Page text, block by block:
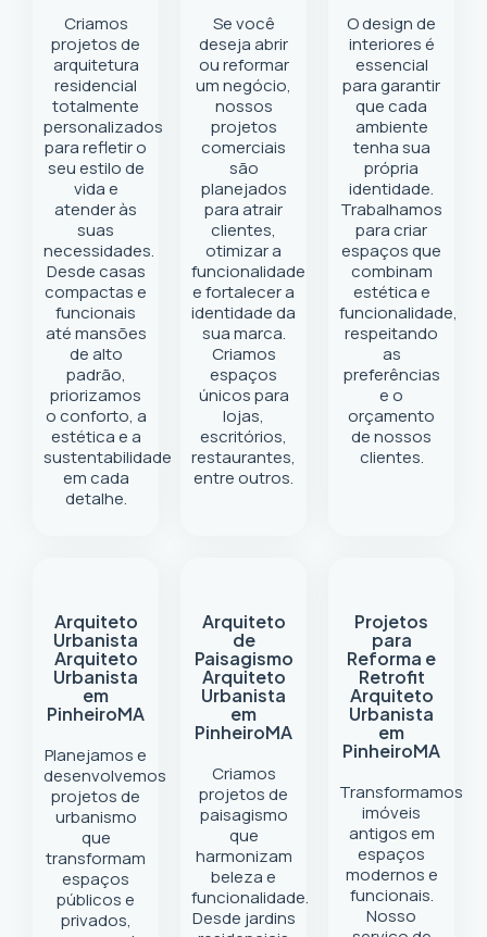
Criamos
projetos de
arquitetura
residencial
totalmente
personalizados
para refletir o
seu estilo de
vida e
atender às
suas
necessidades.
Desde casas
compactas e
funcionais
até mansões
de alto
padrão,
priorizamos
o conforto, a
estética e a
sustentabilidade
em cada
detalhe.
Se você
deseja abrir
ou reformar
um negócio,
nossos
projetos
comerciais
são
planejados
para atrair
clientes,
otimizar a
funcionalidade
e fortalecer a
identidade da
sua marca.
Criamos
espaços
únicos para
lojas,
escritórios,
restaurantes,
entre outros.
O design de
interiores é
essencial
para garantir
que cada
ambiente
tenha sua
própria
identidade.
Trabalhamos
para criar
espaços que
combinam
estética e
funcionalidade,
respeitando
as
preferências
e o
orçamento
de nossos
clientes.
Arquiteto
Urbanista
Arquiteto
Urbanista
em
PinheiroMA
Planejamos e
desenvolvemos
projetos de
urbanismo
que
transformam
espaços
públicos e
privados,
Arquiteto
de
Paisagismo
Arquiteto
Urbanista
em
PinheiroMA
Criamos
projetos de
paisagismo
que
harmonizam
beleza e
funcionalidade.
Desde jardins
Projetos
para
Reforma e
Retrofit
Arquiteto
Urbanista
em
PinheiroMA
Transformamos
imóveis
antigos em
espaços
modernos e
funcionais.
Nosso